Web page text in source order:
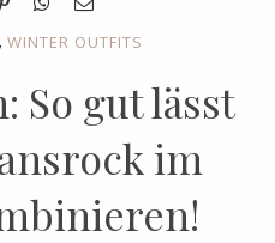
, WINTER OUTFITS
So gut lässt
im